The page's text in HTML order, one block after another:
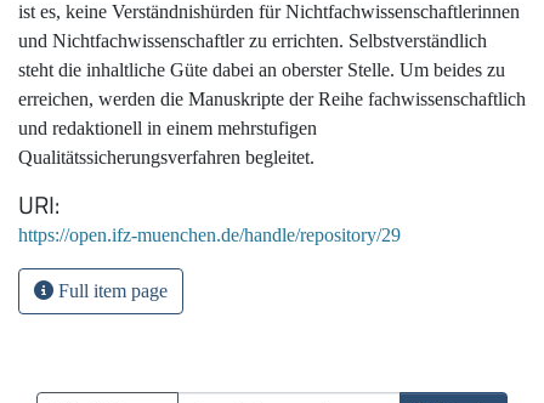
ist es, keine Verständnishürden für Nichtfachwissenschaftlerinnen
und Nichtfachwissenschaftler zu errichten. Selbstverständlich
steht die inhaltliche Güte dabei an oberster Stelle. Um beides zu
erreichen, werden die Manuskripte der Reihe fachwissenschaftlich
und redaktionell in einem mehrstufigen
Qualitätssicherungsverfahren begleitet.
URI
https://open.ifz-muenchen.de/handle/repository/29
Full item page